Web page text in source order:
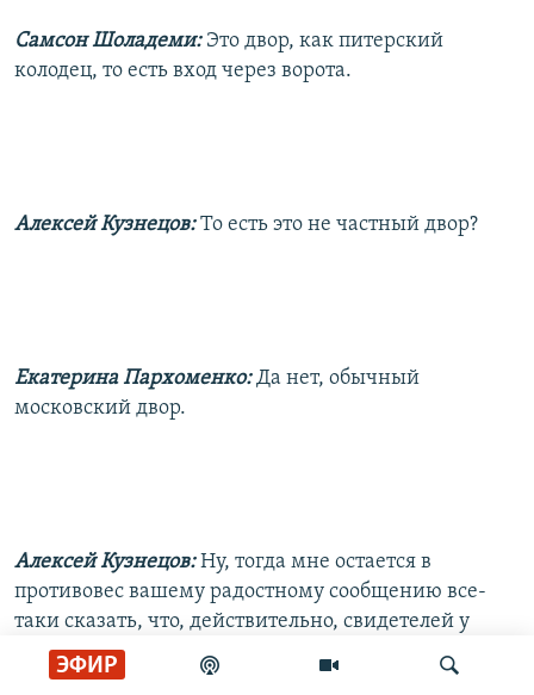
ЭФИР
Самсон Шоладеми: Это двор, как питерский
колодец, то есть вход через ворота.
Алексей Кузнецов:То есть это не частный двор?
Екатерина Пархоменко:Да нет, обычный
московский двор.
Алексей Кузнецов:Ну, тогда мне остается в
противовес вашему радостному сообщению все-
таки сказать, что, действительно, свидетелей у
девушки не было, а девушки бывают всякие, равно
как и юноши. А никто не допустил из блогеров, что